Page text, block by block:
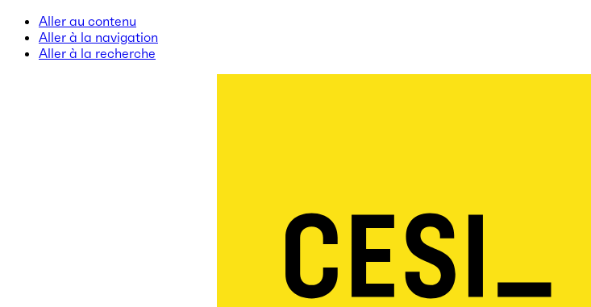
Aller au contenu
Aller à la navigation
Aller à la recherche